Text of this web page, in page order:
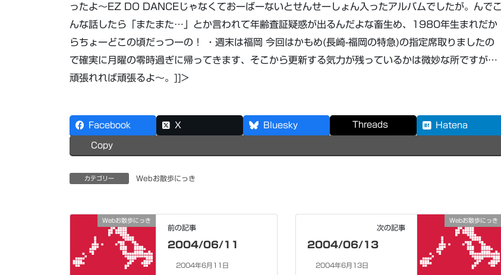
ったよ～EZ DO DANCEじゃなくておーばーないとせんせーしょん入ったアルバムでしたが。んでこ
んな話したら「またまた…」とか言われて年齢査証疑惑が出るんだよな畜生め、1980年生まれだか
らちょーどこの頃だっつーの！ ・週末は福岡 今回はかもめ(長崎-福岡の特急)の指定席取りましたの
で確実に月曜の零時過ぎに帰ってきます、そこから更新する気力が残っているかは微妙な所ですが…
頑張れれば頑張るよ～。]]>
Facebook X Bluesky Threads Hatena
Copy
カテゴリー Webお散歩にっき
Webお散歩にっき
前の記事
2004/06/11
2004年6月11日
Webお散歩にっき
次の記事
2004/06/13
2004年6月13日